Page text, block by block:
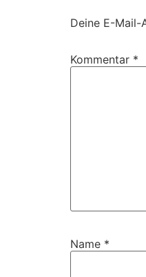
Deine E-
Kommentar *
Name *